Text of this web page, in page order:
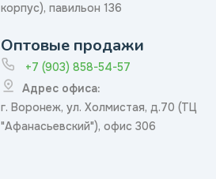
корпус), павильон 136
Оптовые продажи
+7 (903) 858-54-57
Адрес офиса:
г. Воронеж, ул. Холмистая, д.70 (ТЦ
"Афанасьевский"), офис 306